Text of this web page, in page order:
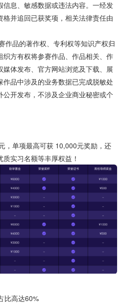
息、敏感数据或违法内容。一经发
并追回已获奖项，相关法律责任由
品的著作权、专利权等知识产权归
方有权将参赛作品、作品相关、作
体发布、官方网站浏览及下载、展
品中涉及的业务数据已完成脱敏处
开发布，不涉及企业商业秘密或个
单项最高可获 10,000元奖励，还
实习名额等丰厚权益！
高达60%